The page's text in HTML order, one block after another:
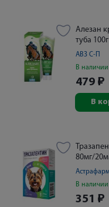
Алезан
туба 100г
АВЗ С-П
В наличии
479 ₽
В
80мг/
В наличии
351 ₽